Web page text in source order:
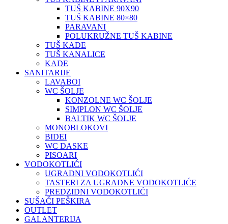
TUŠ KABINE 90X90
TUŠ KABINE 80×80
PARAVANI
POLUKRUŽNE TUŠ KABINE
TUŠ KADE
TUŠ KANALICE
KADE
SANITARIJE
LAVABOI
WC ŠOLJE
KONZOLNE WC ŠOLJE
SIMPLON WC ŠOLJE
BALTIK WC ŠOLJE
MONOBLOKOVI
BIDEI
WC DASKE
PISOARI
VODOKOTLIĆI
UGRADNI VODOKOTLIĆI
TASTERI ZA UGRADNE VODOKOTLIĆE
PREDZIDNI VODOKOTLIĆI
SUŠAČI PEŠKIRA
OUTLET
GALANTERIJA